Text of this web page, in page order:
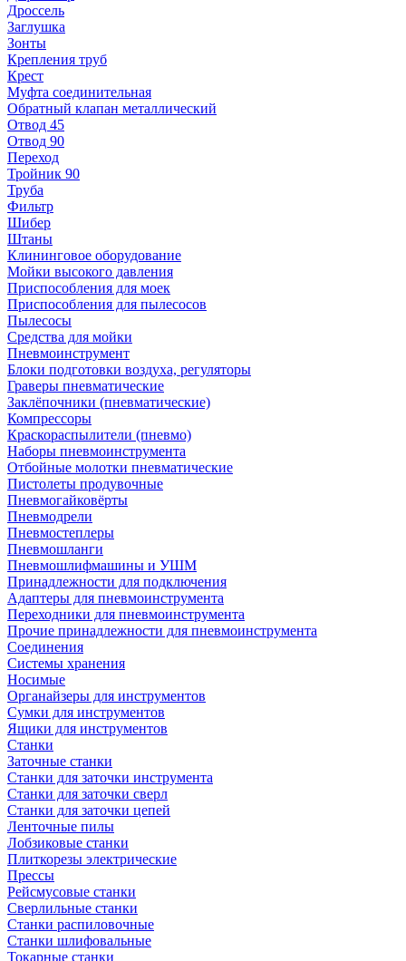
Дроссель
Заглушка
Зонты
Крепления труб
Крест
Муфта соединительная
Обратный клапан металлический
Отвод 45
Отвод 90
Переход
Тройник 90
Труба
Фильтр
Шибер
Штаны
Клининговое оборудование
Мойки высокого давления
Приспособления для моек
Приспособления для пылесосов
Пылесосы
Средства для мойки
Пневмоинструмент
Блоки подготовки воздуха, регуляторы
Граверы пневматические
Заклёпочники (пневматические)
Компрессоры
Краскораспылители (пневмо)
Наборы пневмоинструмента
Отбойные молотки пневматические
Пистолеты продувочные
Пневмогайковёрты
Пневмодрели
Пневмостеплеры
Пневмошланги
Пневмошлифмашины и УШМ
Принадлежности для подключения
Адаптеры для пневмоинструмента
Переходники для пневмоинструмента
Прочие принадлежности для пневмоинструмента
Соединения
Системы хранения
Носимые
Органайзеры для инструментов
Сумки для инструментов
Ящики для инструментов
Станки
Заточные станки
Станки для заточки инструмента
Станки для заточки сверл
Станки для заточки цепей
Ленточные пилы
Лобзиковые станки
Плиткорезы электрические
Прессы
Рейсмусовые станки
Сверлильные станки
Станки распиловочные
Станки шлифовальные
Токарные станки